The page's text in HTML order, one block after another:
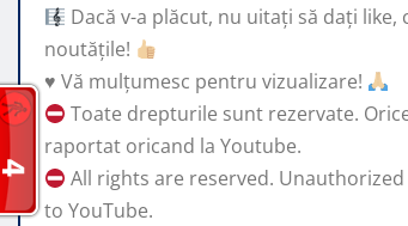
Dacă v-a plăcut, nu uitați să dați
noutățile!
♥️ Vă mulțumesc pentru vizualizare!
Toate drepturile sunt rezervate.
raportat oricand la Youtube.
All rights are reserved.
to YouTube.